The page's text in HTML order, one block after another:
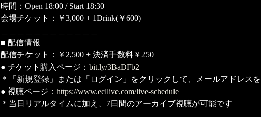
時間：Open 18:00 / Start 18:30
会場チケット：￥3,000 + 1Drink(￥600)
■ 配信情報
配信チケット：￥2,500 + 決済手数料￥250
● チケット購入ページ： bit.ly/3BaDFb2
＊「新規登録」または「ログイン」をクリックして、メールアドレス
● 視聴ページ： https://www.ecllive.com/live-schedule
＊当日リアルタイムに加え、7日間のアーカイブ視聴が可能です